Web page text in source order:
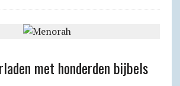
met honderden bijbels